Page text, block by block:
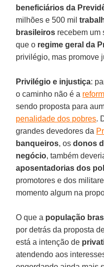
beneficiários da
milhões e 500 mil
brasileiros recebem um
que o regime geral da
privilégio, mas promove
Privilégio e injustiça:
o caminho não é a
sendo proposta para
penalidade dos pobres.
grandes devedores da
banqueiros, osdonos
negócio, também
aposentadorias dos
promotores e dos
momento algum na
O que a população
por detrás da proposta
está a intenção de
atendendo aos